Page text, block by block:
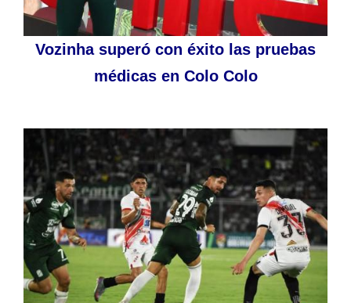
Vozinha superó con éxito las pruebas
médicas en Colo Colo